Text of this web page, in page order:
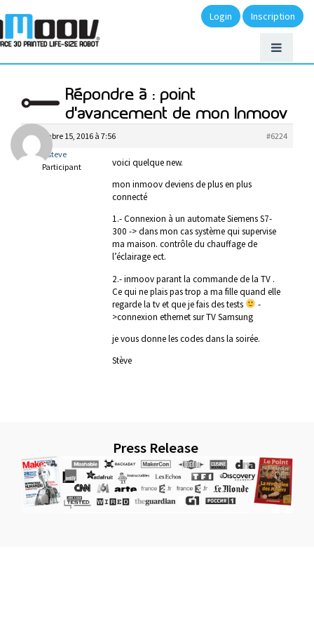
Login Inscription
Répondre à : point
d'avancement de mon Inmoov
décembre 15, 2016 à 7:56
#6224
steve
Participant
voici quelque new.
mon inmoov deviens de plus en plus
connecté
1.- Connexion à un automate Siemens S7-
300 -> dans mon cas système qui supervise
ma maison. contrôle du chauffage de
l’éclairage ect.
2.- inmoov parant la commande de la TV .
Ce qui ne plais pas trop a ma fille quand elle
regarde la tv et que je fais des tests
-
>connexion ethernet sur TV Samsung
je vous donne les codes dans la soirée.
Stève
Press Release